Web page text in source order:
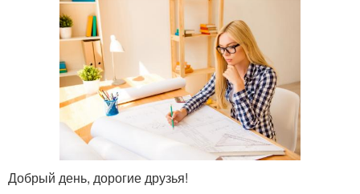
Добрый день, дорогие друзья!